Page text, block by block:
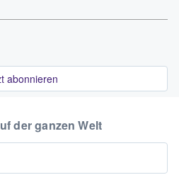
abonnieren
der ganzen Welt